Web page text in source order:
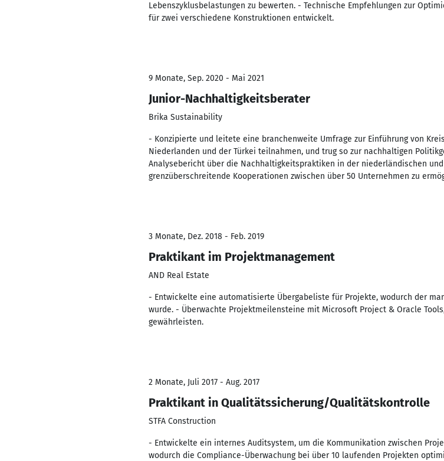
Lebenszyklusbelastungen zu bewerten. - Technische Empfehlungen zur
für zwei verschiedene Konstruktionen entwickelt.
9 Monate, Sep. 2020 - Mai 2021
Junior-Nachhaltigkeitsberater
Brika Sustainability
- Konzipierte und leitete eine branchenweite Umfrage zur Einführung von
Niederlanden und der Türkei teilnahmen, und trug so zur nachhaltigen
Analysebericht über die Nachhaltigkeitspraktiken in der niederländischen
grenzüberschreitende Kooperationen zwischen über 50 Unternehmen zu
3 Monate, Dez. 2018 - Feb. 2019
Praktikant im Projektmanagement
AND Real Estate
- Entwickelte eine automatisierte Übergabeliste für Projekte, wodurch der
wurde. - Überwachte Projektmeilensteine mit Microsoft Project & Oracle
gewährleisten.
2 Monate, Juli 2017 - Aug. 2017
Praktikant in Qualitätssicherung/Qualitätskontrolle
STFA Construction
- Entwickelte ein internes Auditsystem, um die Kommunikation zwischen
wodurch die Compliance-Überwachung bei über 10 laufenden Projekten